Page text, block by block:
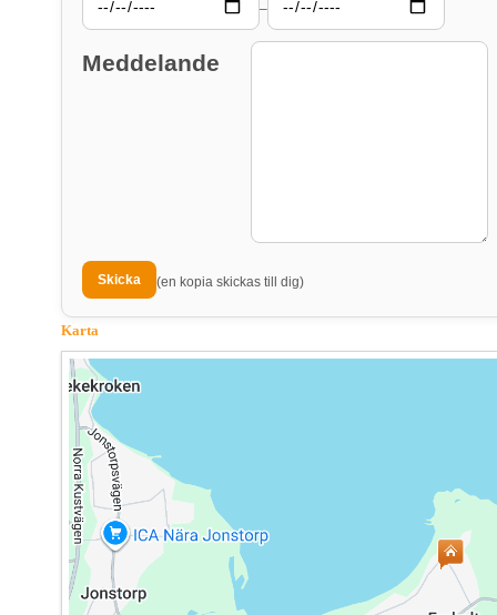
–
Meddelande
(en kopia skickas till dig)
Karta